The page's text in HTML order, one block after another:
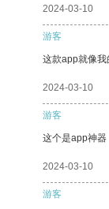
2024-03-10
游客
这款app就像我
2024-03-10
游客
这个是app神器
2024-03-10
游客